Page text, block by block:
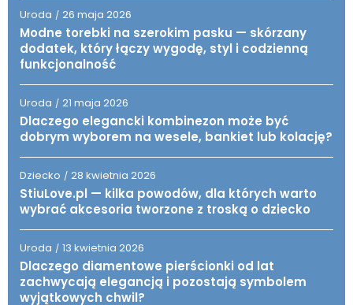
Uroda / 26 maja 2026
Modne torebki na szerokim pasku — skórzany
dodatek, który łączy wygodę, styl i codzienną
funkcjonalność
Uroda / 21 maja 2026
Dlaczego elegancki kombinezon może być
dobrym wyborem na wesele, bankiet lub kolację?
Dziecko / 28 kwietnia 2026
StiuLove.pl — kilka powodów, dla których warto
wybrać akcesoria tworzone z troską o dziecko
Uroda / 13 kwietnia 2026
Dlaczego diamentowe pierścionki od lat
zachwycają elegancją i pozostają symbolem
wyjątkowych chwil?